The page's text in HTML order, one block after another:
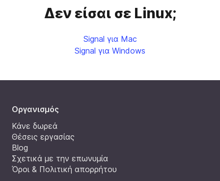
Δεν είσαι σε Linux;
Signal για Mac
Signal για Windows
Oργανισμός
Κάνε δωρεά
Θέσεις εργασίας
Blog
Σχετικά με την επωνυμία
Όροι & Πολιτική απορρήτου